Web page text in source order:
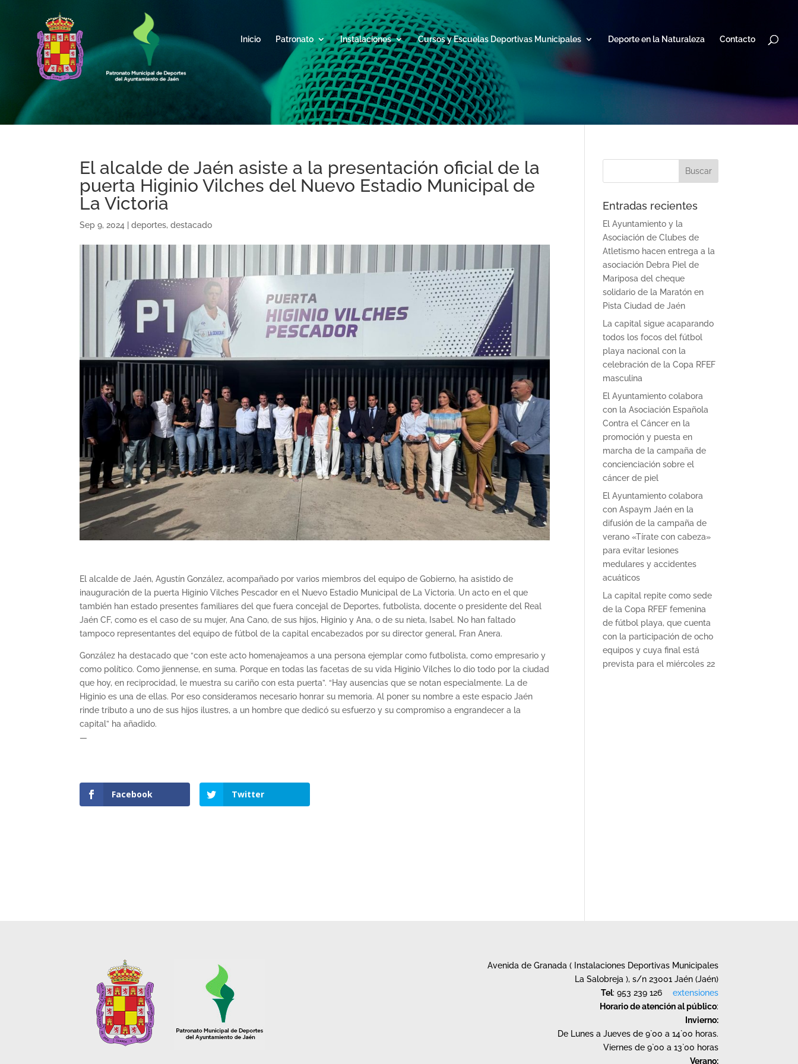
Inicio Patronato Instalaciones Cursos y Escuelas Deportivas Municipales Deporte en la Naturaleza Contacto
El alcalde de Jaén asiste a la presentación oficial de la
puerta Higinio Vilches del Nuevo Estadio Municipal de
La Victoria
Sep 9, 2024 |deportes,destacado
El alcalde de Jaén, Agustín González, acompañado por varios miembros del equipo de Gobierno, ha asistido de
inauguración de la puerta Higinio Vilches Pescador en el Nuevo Estadio Municipal de La Victoria. Un acto en el que
también han estado presentes familiares del que fuera concejal de Deportes, futbolista, docente o presidente del Real
Jaén CF, como es el caso de su mujer, Ana Cano, de sus hijos, Higinio y Ana, o de su nieta, Isabel. No han faltado
tampoco representantes del equipo de fútbol de la capital encabezados por su director general, Fran Anera.
González ha destacado que “con este acto homenajeamos a una persona ejemplar como futbolista, como empresario y
como político. Como jiennense, en suma. Porque en todas las facetas de su vida Higinio Vilches lo dio todo por la ciudad
que hoy, en reciprocidad, le muestra su cariño con esta puerta”. “Hay ausencias que se notan especialmente. La de
Higinio es una de ellas. Por eso consideramos necesario honrar su memoria. Al poner su nombre a este espacio Jaén
rinde tributo a uno de sus hijos ilustres, a un hombre que dedicó su esfuerzo y su compromiso a engrandecer a la
capital” ha añadido.
—
Facebook Twitter
Entradas recientes
El Ayuntamiento y la
Asociación de Clubes de
Atletismo hacen entrega a la
asociación Debra Piel de
Mariposa del cheque
solidario de la Maratón en
Pista Ciudad de Jaén
La capital sigue acaparando
todos los focos del fútbol
playa nacional con la
celebración de la Copa RFEF
masculina
El Ayuntamiento colabora
con la Asociación Española
Contra el Cáncer en la
promoción y puesta en
marcha de la campaña de
concienciación sobre el
cáncer de piel
El Ayuntamiento colabora
con Aspaym Jaén en la
difusión de la campaña de
verano «Tírate con cabeza»
para evitar lesiones
medulares y accidentes
acuáticos
La capital repite como sede
de la Copa RFEF femenina
de fútbol playa, que cuenta
con la participación de ocho
equipos y cuya final está
prevista para el miércoles 22
Avenida de Granada ( Instalaciones Deportivas Municipales
La Salobreja ), s/n 23001 Jaén (Jaén)
Tel: 953 239 126
extensiones
Horario de atención al público:
Invierno:
De Lunes a Jueves de 9`00 a 14`00 horas.
Viernes de 9`00 a 13`00 horas
Verano: